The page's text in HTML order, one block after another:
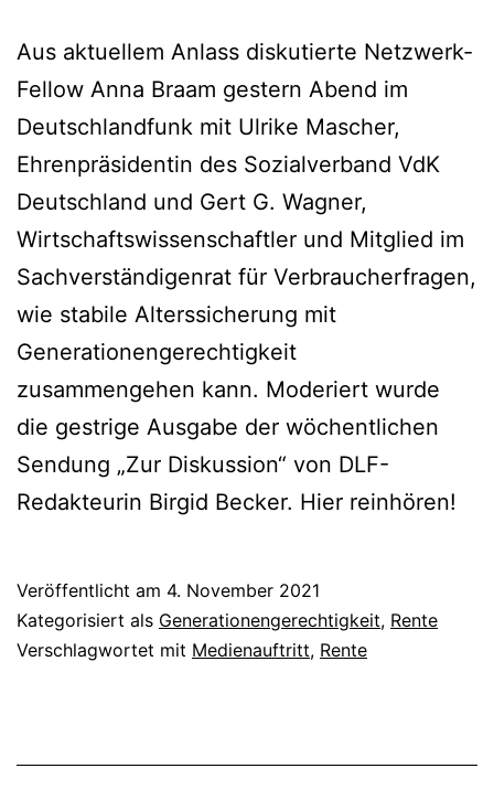
Aus aktuellem Anlass diskutierte Netzwerk-
Fellow Anna Braam gestern Abend im
Deutschlandfunk mit Ulrike Mascher,
Ehrenpräsidentin des Sozialverband VdK
Deutschland und Gert G. Wagner,
Wirtschaftswissenschaftler und Mitglied im
Sachverständigenrat für Verbraucherfragen,
wie stabile Alterssicherung mit
Generationengerechtigkeit
zusammengehen kann. Moderiert wurde
die gestrige Ausgabe der wöchentlichen
Sendung „Zur Diskussion“ von DLF-
Redakteurin Birgid Becker. Hier reinhören!
Veröffentlicht am 4. November 2021
Kategorisiert als Generationengerechtigkeit, Rente
Verschlagwortet mit Medienauftritt, Rente